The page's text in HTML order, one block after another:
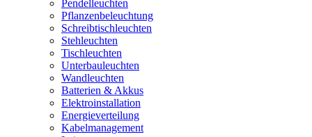
Pendelleuchten
Pflanzenbeleuchtung
Schreibtischleuchten
Stehleuchten
Tischleuchten
Unterbauleuchten
Wandleuchten
Batterien & Akkus
Elektroinstallation
Energieverteilung
Kabelmanagement